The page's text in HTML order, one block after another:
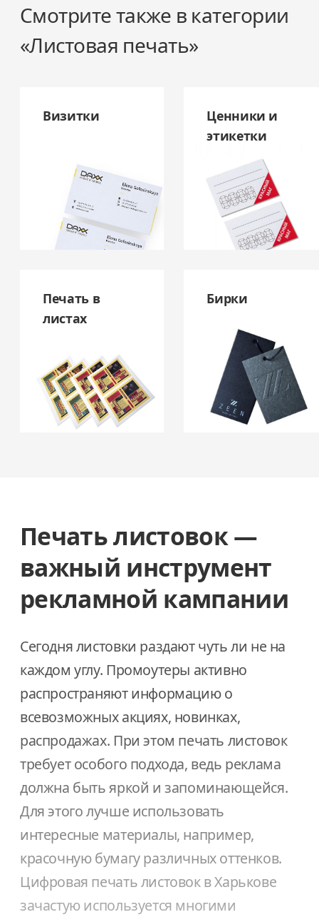
Смотрите также в категории
«Листовая печать»
Визитки
Ценники и
этикетки
Печать в
листах
Бирки
Печать листовок —
важный инструмент
рекламной кампании
Сегодня листовки раздают чуть ли не на
каждом углу. Промоутеры активно
распространяют информацию о
всевозможных акциях, новинках,
распродажах. При этом печать листовок
требует особого подхода, ведь реклама
должна быть яркой и запоминающейся.
Для этого лучше использовать
интересные материалы, например,
красочную бумагу различных оттенков.
Цифровая печать листовок в Харькове
зачастую используется многими